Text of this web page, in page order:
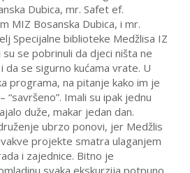
Dubica, mr. Safet ef.
MIZ Bosanska Dubica, i mr.
Specijalne biblioteke Medžlisa IZ
su se pobrinuli da djeci ništa ne
da se sigurno kućama vrate. U
programa, na pitanje kako im je
“savršeno”. Imali su ipak jednu
duže, makar jedan dan.
ubrzo ponovi, jer Medžlis
projekte smatra ulaganjem
i zajednice. Bitno je